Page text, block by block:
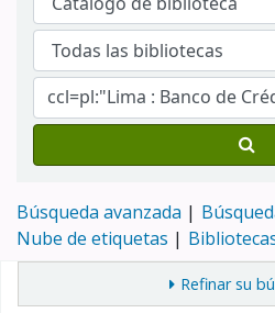
Búsqueda avanzada
Nube de etiquetas
Refinar su